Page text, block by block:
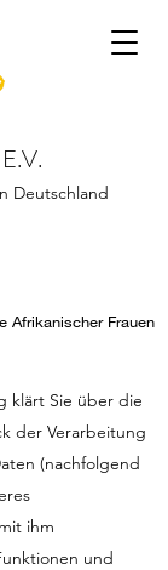
Deutschland
Afrikanischer Frauen
klärt Sie über die
der Verarbeitung
(nachfolgend
ihm
und